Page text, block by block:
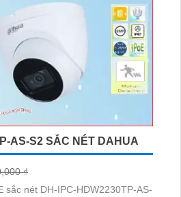
AS-S2 SẮC NÉT DAHUA
₫
sắc nét DH-IPC-HDW2230TP-AS-